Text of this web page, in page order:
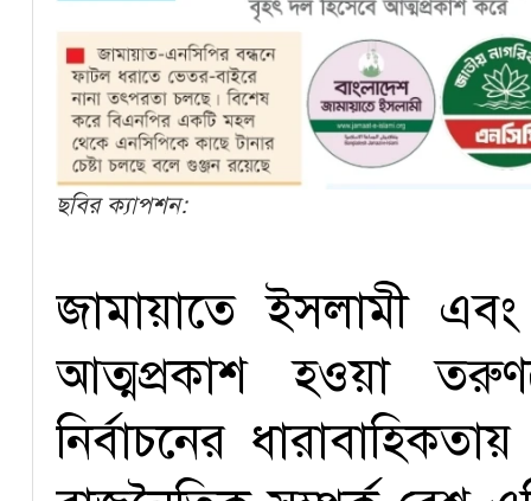
ছবির ক্যাপশন:
জামায়াতে ইসলামী এবং
আত্মপ্রকাশ হওয়া
নির্বাচনের